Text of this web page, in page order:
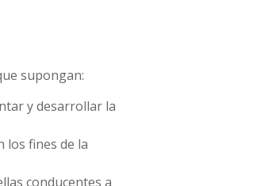
supongan:
y desarrollar la
los fines de la
conducentes a